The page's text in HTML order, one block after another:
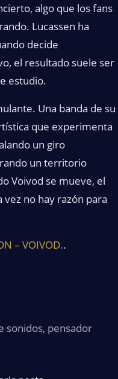
algo que los fans
Lucassen ha
decide
el resultado suele ser
estudio.
Una banda de su
que experimenta
un giro
un territorio
Voivod se mueve, el
no hay razón para
– VOIVOD..
sonidos, pensador